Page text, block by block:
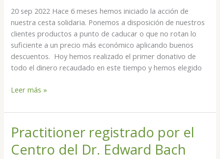
20 sep 2022 Hace 6 meses hemos iniciado la acción de
nuestra cesta solidaria. Ponemos a disposición de nuestros
clientes productos a punto de caducar o que no rotan lo
suficiente a un precio más económico aplicando buenos
descuentos. Hoy hemos realizado el primer donativo de
todo el dinero recaudado en este tiempo y hemos elegido
Leer más »
Practitioner registrado por el
Centro del Dr. Edward Bach
Practitioner
registrado
por